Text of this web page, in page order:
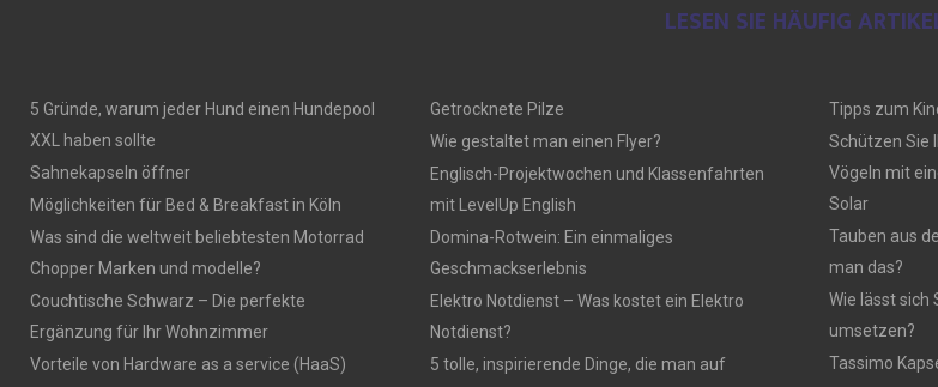
LESEN SIE HÄUFIG
5 Gründe, warum jeder Hund einen Hundepool
XXL haben sollte
Sahnekapseln öffner
Möglichkeiten für Bed & Breakfast in Köln
Was sind die weltweit beliebtesten Motorrad
Chopper Marken und modelle?
Couchtische Schwarz – Die perfekte
Ergänzung für Ihr Wohnzimmer
Vorteile von Hardware as a service (HaaS)
Getrocknete Pilze
Wie gestaltet man einen Flyer?
Englisch-Projektwochen und Klassenfahrten
mit LevelUp English
Domina-Rotwein: Ein einmaliges
Geschmackserlebnis
Elektro Notdienst – Was kostet ein Elektro
Notdienst?
5 tolle, inspirierende Dinge, die man auf
Tipps zum
Schützen Sie
Vögeln mit
Solar
Tauben aus
man das?
Wie lässt sich
umsetzen?
Tassimo